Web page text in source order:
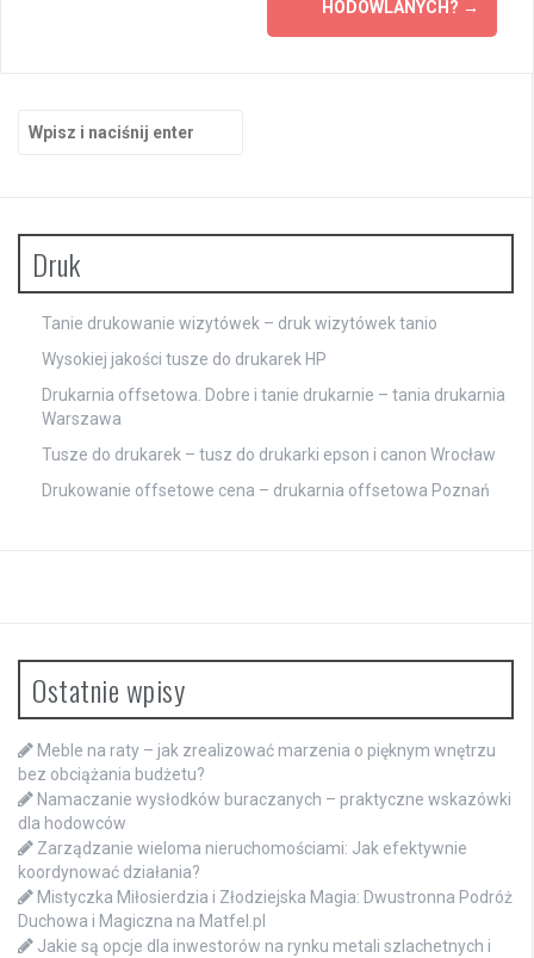
HODOWLANYCH? →
Druk
Tanie drukowanie wizytówek – druk wizytówek tanio
Wysokiej jakości tusze do drukarek HP
Drukarnia offsetowa. Dobre i tanie drukarnie – tania drukarnia
Warszawa
Tusze do drukarek – tusz do drukarki epson i canon Wrocław
Drukowanie offsetowe cena – drukarnia offsetowa Poznań
Ostatnie wpisy
Meble na raty – jak zrealizować marzenia o pięknym wnętrzu
bez obciążania budżetu?
Namaczanie wysłodków buraczanych – praktyczne wskazówki
dla hodowców
Zarządzanie wieloma nieruchomościami: Jak efektywnie
koordynować działania?
Mistyczka Miłosierdzia i Złodziejska Magia: Dwustronna Podróż
Duchowa i Magiczna na Matfel.pl
Jakie są opcje dla inwestorów na rynku metali szlachetnych i